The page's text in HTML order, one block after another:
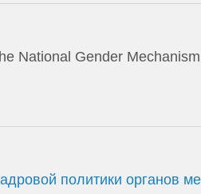
National Gender
политики органов